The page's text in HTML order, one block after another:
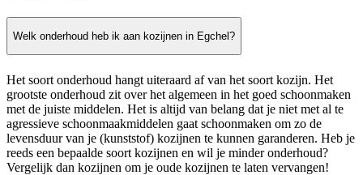
Welk onderhoud heb ik aan kozijnen in Egchel?
Het soort onderhoud hangt uiteraard af van het soort kozijn. Het
grootste onderhoud zit over het algemeen in het goed schoonmaken
met de juiste middelen. Het is altijd van belang dat je niet met al te
agressieve schoonmaakmiddelen gaat schoonmaken om zo de
levensduur van je (kunststof) kozijnen te kunnen garanderen. Heb je
reeds een bepaalde soort kozijnen en wil je minder onderhoud?
Vergelijk dan kozijnen om je oude kozijnen te laten vervangen!